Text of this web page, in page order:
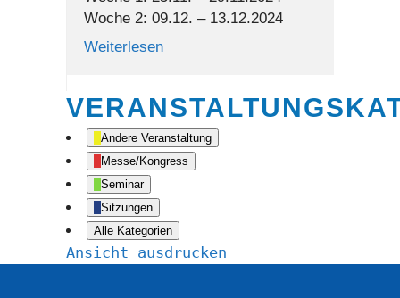
Woche 2: 09.12. – 13.12.2024
Weiterlesen
Andere Veranstaltung
Messe/Kongress
Seminar
Sitzungen
Alle Kategorien
Ansicht ausdrucken